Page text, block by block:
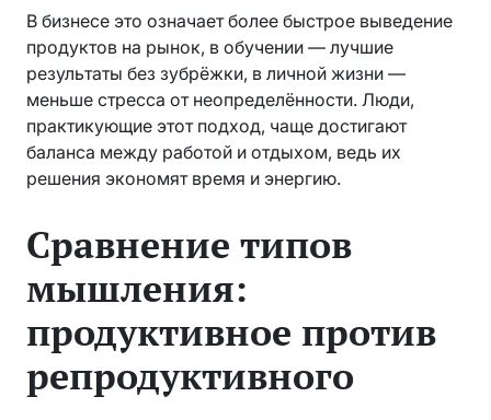
В бизнесе это означает более быстрое выведение
продуктов на рынок, в обучении — лучшие
результаты без зубрёжки, в личной жизни —
меньше стресса от неопределённости. Люди,
практикующие этот подход, чаще достигают
баланса между работой и отдыхом, ведь их
решения экономят время и энергию.
Сравнение типов
мышления:
продуктивное против
репродуктивного